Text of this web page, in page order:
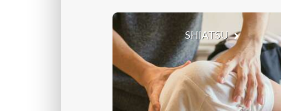
SHIATSU